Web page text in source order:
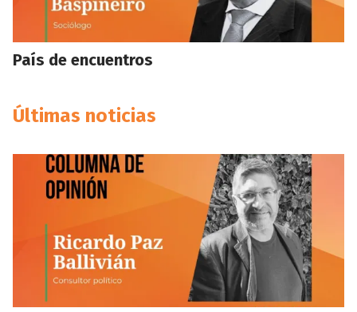
País de encuentros
Últimas noticias